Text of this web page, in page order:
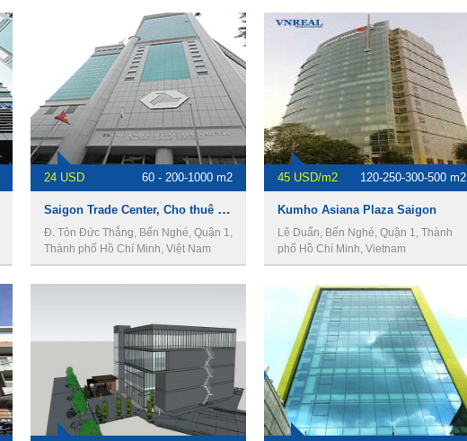
24 USD 60 - 200-1000 m2
Saigon Trade Center, Cho thuê văn phòng Quận 1
Đ. Tôn Đức Thắng, Bến Nghé, Quận 1,
Thành phố Hồ Chí Minh, Việt Nam
45 USD/m2 120-250-300-500 m2
Kumho Asiana Plaza Saigon
Lê Duẩn, Bến Nghé, Quận 1, Thành
phố Hồ Chí Minh, Vietnam